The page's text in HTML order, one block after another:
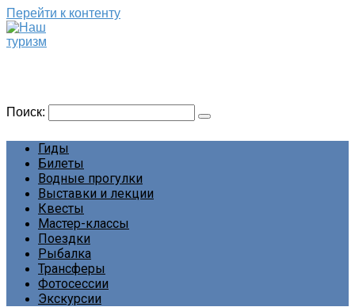
Перейти к контенту
Поиск:
Гиды
Билеты
Водные прогулки
Выставки и лекции
Квесты
Мастер-классы
Поездки
Рыбалка
Трансферы
Фотосессии
Экскурсии